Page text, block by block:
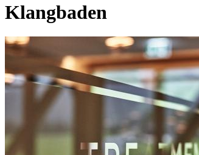
Klangbaden